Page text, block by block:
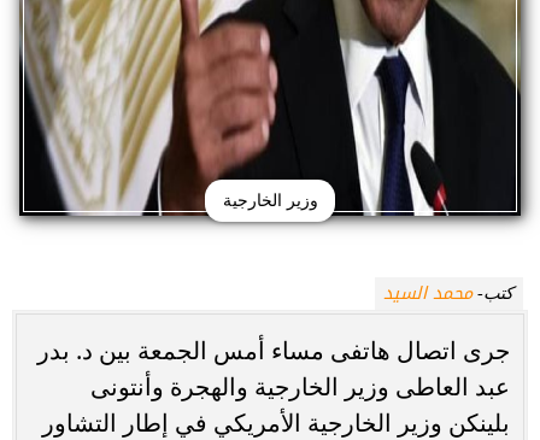
وزير الخارجية
كتب-محمد السيد
جرى اتصال هاتفى مساء أمس الجمعة بين د. بدر
عبد العاطى وزير الخارجية والهجرة وأنتونى
بلينكن وزير الخارجية الأمريكي في إطار التشاور